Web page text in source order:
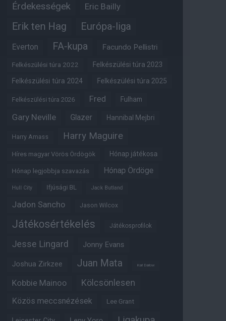
Érdekességek Eric Bailly
Erik ten Hag Európa-liga
Everton FA-kupa Facundo Pellistri
Felkészülési túra 2022 Felkészülési túra 2023
Felkészülési túra 2024 Felkészülési túra 2025
Felkészülési túra 2026 Fred Fulham
Gary Neville Glazer Hannibal Mejbri
Harry Amass Harry Maguire
Híres magyar Vörös Ördögök Hónap játékosa
Hónap legjobbja szavazás Hónap Ördöge
Hull City Ifjúsági BL Jack Butland
Jadon Sancho Jason Wilcox
Játékosértékelés Játékosprofilok
Jesse Lingard Jonny Evans
Joshua Zirkzee Juan Mata Karl Darlow
Kobbie Mainoo Kölcsönlesen
Közös meccsnézések Lee Grant